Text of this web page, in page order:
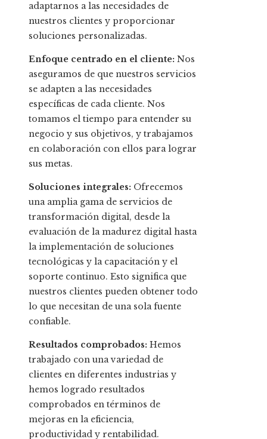
adaptarnos a las necesidades de
nuestros clientes y proporcionar
soluciones personalizadas.
Enfoque centrado en el cliente: Nos
aseguramos de que nuestros servicios
se adapten a las necesidades
específicas de cada cliente. Nos
tomamos el tiempo para entender su
negocio y sus objetivos, y trabajamos
en colaboración con ellos para lograr
sus metas.
Soluciones integrales: Ofrecemos
una amplia gama de servicios de
transformación digital, desde la
evaluación de la madurez digital hasta
la implementación de soluciones
tecnológicas y la capacitación y el
soporte continuo. Esto significa que
nuestros clientes pueden obtener todo
lo que necesitan de una sola fuente
confiable.
Resultados comprobados: Hemos
trabajado con una variedad de
clientes en diferentes industrias y
hemos logrado resultados
comprobados en términos de
mejoras en la eficiencia,
productividad y rentabilidad.